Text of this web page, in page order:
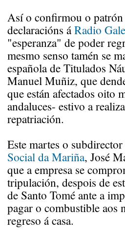
Así o confirmou o
declaracións áRadio
"esperanza" de poder
mesmo senso tamén se
española de Titulados
Manuel Muñiz, que
que están afectados oito
andaluces- estivo a
repatriación.
Este martes o
Social da Mariña, José
que a empresa se
tripulación, despois de
de Santo Tomé ante a
pagar o combustible aos
regreso á casa.